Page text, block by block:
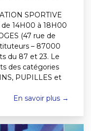
SPORTIVE
14H00 à 18H00
(47 rue de
– 87000
du 87 et 23. Le
des catégories
PUPILLES et
En savoir plus →